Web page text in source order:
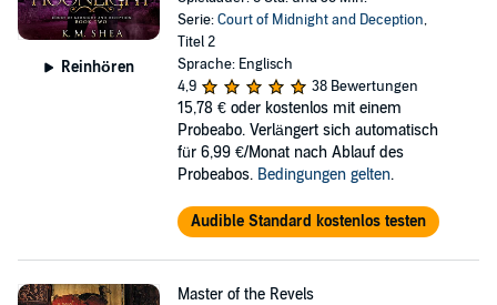
Reinhören
Serie:Court of Midnight and Deception,
Titel 2
Sprache: Englisch
4,9
38 Bewertungen
15,78 € oder kostenlos mit einem
Probeabo. Verlängert sich automatisch
für 6,99 €/Monat nach Ablauf des
Probeabos. Bedingungen gelten.
Audible Standard kostenlos testen
Master of the Revels